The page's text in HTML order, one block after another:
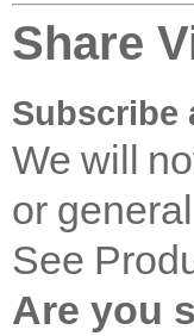
Share
Subscribe
We will
or
See
Are you